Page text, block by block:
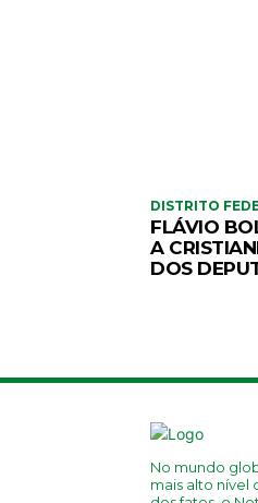
DISTRITO
FLÁVIO
A
DOS
No mundo
mais alto nível